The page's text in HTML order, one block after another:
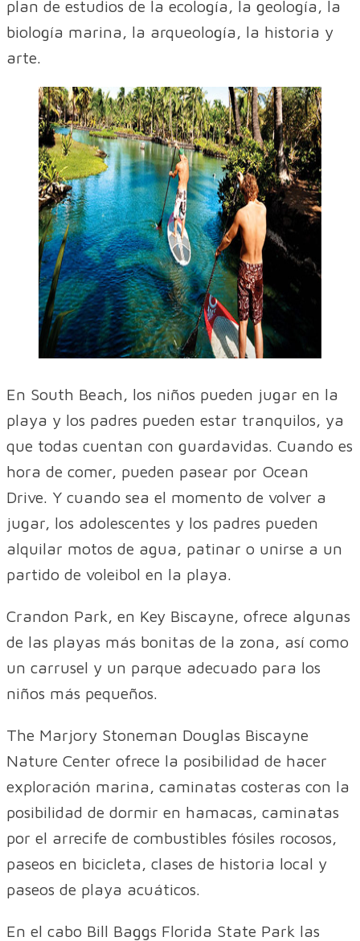
plan de estudios de la ecología, la geología, la
biología marina, la arqueología, la historia y
arte.
En South Beach, los niños pueden jugar en la
playa y los padres pueden estar tranquilos, ya
que todas cuentan con guardavidas. Cuando es
hora de comer, pueden pasear por Ocean
Drive. Y cuando sea el momento de volver a
jugar, los adolescentes y los padres pueden
alquilar motos de agua, patinar o unirse a un
partido de voleibol en la playa.
Crandon Park, en Key Biscayne, ofrece algunas
de las playas más bonitas de la zona, así como
un carrusel y un parque adecuado para los
niños más pequeños.
The Marjory Stoneman Douglas Biscayne
Nature Center ofrece la posibilidad de hacer
exploración marina, caminatas costeras con la
posibilidad de dormir en hamacas, caminatas
por el arrecife de combustibles fósiles rocosos,
paseos en bicicleta, clases de historia local y
paseos de playa acuáticos.
En el cabo Bill Baggs Florida State Park las